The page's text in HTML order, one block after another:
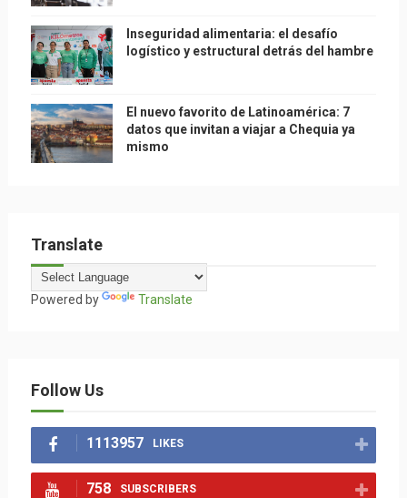
Inseguridad alimentaria: el desafío
logístico y estructural detrás del hambre
El nuevo favorito de Latinoamérica: 7
datos que invitan a viajar a Chequia ya
mismo
Translate
Powered by Translate
Follow Us
1113957 LIKES
758 SUBSCRIBERS